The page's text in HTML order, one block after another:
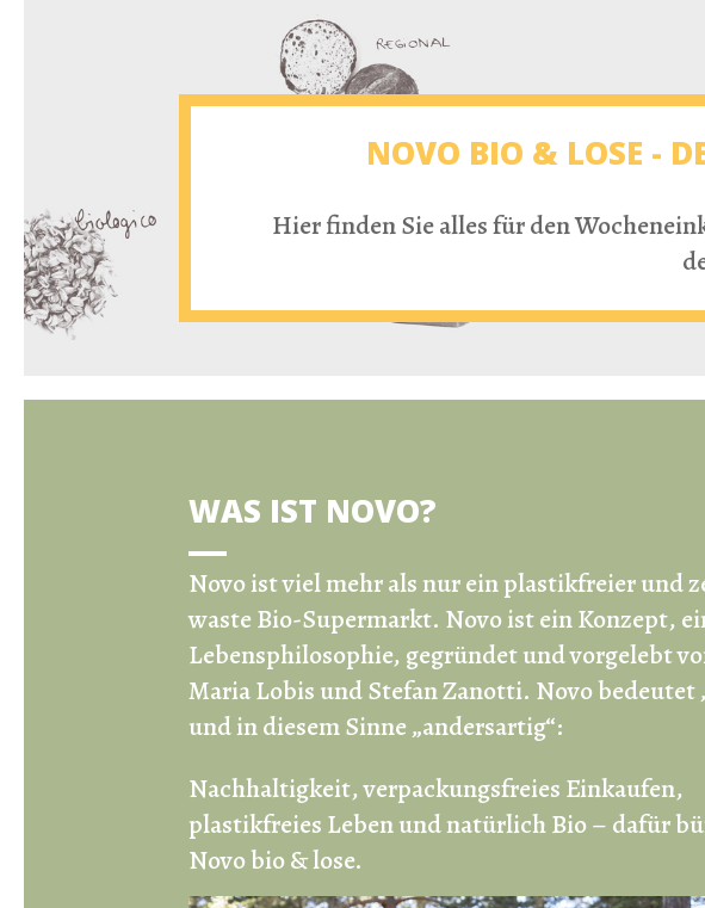
NOVO BIO & LOSE -
Hier finden Sie alles für den
WAS IST NOVO?
Novo ist viel mehr als nur einplastikfreier und
waste Bio-Supermarkt. Novo ist ein Konzept,
Lebensphilosophie, gegründet und vorgelebt
Maria Lobis und Stefan Zanotti. Novo bedeutet
und in diesem Sinne „andersartig“:
Nachhaltigkeit, verpackungsfreies Einkaufen,
plastikfreies Leben und natürlich Bio – dafür
Novo bio & lose.